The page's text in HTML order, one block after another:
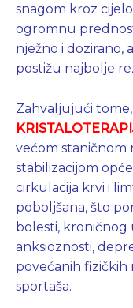
snagom kroz
ogromnu
nježno i dozirano,
postižu najbolje
Zahvaljujući
većom staničnom
stabilizacijom
cirkulacija krvi i
poboljšana, što
bolesti, kroničnog
anksioznosti,
povećanih fizičkih
sportaša.